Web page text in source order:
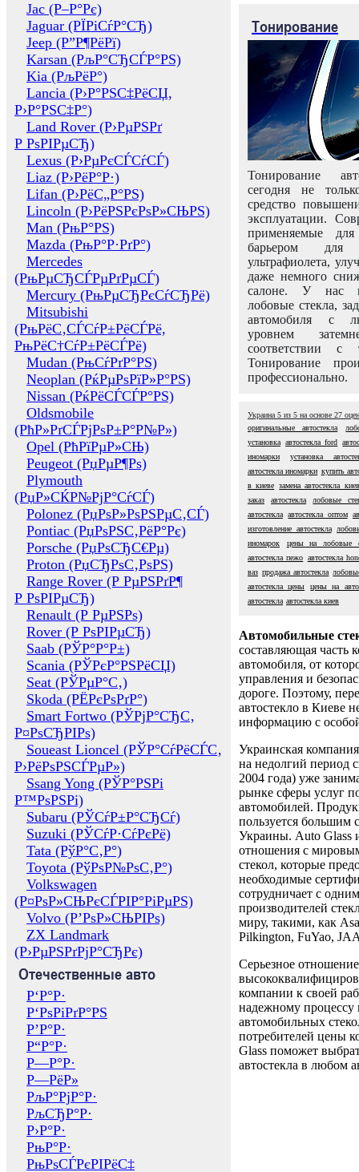
Jac (Р–Р°Рє)
Jaguar (РЇРіСѓР°СЂ)
Jeep (Р”Р¶РёРї)
Karsan (РљР°СЂСЃР°РЅ)
Kia (РљРёР°)
Lancia (Р›Р°РЅС‡РёСЏ,
Р›Р°РЅС‡Р°)
Land Rover (Р›РµРЅРґ
Р РѕРІРµСЂ)
Lexus (Р›РµРєСЃСѓСЃ)
Liaz (Р›РёР°Р·)
Lifan (Р›РёС„Р°РЅ)
Lincoln (Р›РёРЅРєРѕР»СЊРЅ)
Man (РњР°РЅ)
Mazda (РњР°Р·РґР°)
Mercedes
(РњРµСЂСЃРµРґРµСЃ)
Mercury (РњРµСЂРєСѓСЂРё)
Mitsubishi
(РњРёС‚СЃСѓР±РёСЃРё,
РњРёС†СѓР±РёСЃРё)
Mudan (РњСѓРґР°РЅ)
Neoplan (РќРµРѕРїР»Р°РЅ)
Nissan (РќРёСЃСЃР°РЅ)
Oldsmobile
(РћР»РґСЃРјРѕР±Р°Р№Р»)
Opel (РћРїРµР»СЊ)
Peugeot (РџРµР¶Рѕ)
Plymouth
(РџР»СЌР№РјР°СѓСЃ)
Polonez (РџРѕР»РѕРЅРµС‚СЃ)
Pontiac (РџРѕРЅС‚РёР°Рє)
Porsche (РџРѕСЂС€Рµ)
Proton (РџСЂРѕС‚РѕРЅ)
Range Rover (Р РµРЅРґР¶
Р РѕРІРµСЂ)
Renault (Р РµРЅРѕ)
Rover (Р РѕРІРµСЂ)
Saab (РЎР°Р°Р±)
Scania (РЎРєР°РЅРёСЏ)
Seat (РЎРµР°С‚)
Skoda (РЁРєРѕРґР°)
Smart Fortwo (РЎРјР°СЂС‚
Р¤РѕСЂРІРѕ)
Soueast Lioncel (РЎР°СѓРёСЃС‚
Р›РёРѕРЅСЃРµР»)
Ssang Yong (РЎР°РЅРі
Р™РѕРЅРі)
Subaru (РЎСѓР±Р°СЂСѓ)
Suzuki (РЎСѓР·СѓРєРё)
Tata (РўР°С‚Р°)
Toyota (РўРѕР№РѕС‚Р°)
Volkswagen
(Р¤РѕР»СЊРєСЃРІР°РіРµРЅ)
Volvo (Р’РѕР»СЊРІРѕ)
ZX Landmark
(Р›РµРЅРґРјР°СЂРє)
Отечественные авто
Р‘Р°Р·
Р‘РѕРіРґР°РЅ
Р’Р°Р·
Р“Р°Р·
Р—Р°Р·
Р—РёР»
РљР°РјР°Р·
РљСЂР°Р·
Р›Р°Р·
РњР°Р·
РњРѕСЃРєРІРёС‡
Тонирование
Тонирование
сегодня не
средство
эксплуатации.
применяемые
барьером для
ультрафиолета,
даже немного
салоне. У нас
лобовые стекла,
автомобиля с
уровнем
соответствии с
Тонирование
профессионально.
Украина 5 из 5 на основе 27
оригинальные автостекла
установка автостекла ford
иномарки
установка
автостекла иномарки купить
в киеве замена автостекла киев
заказ
автостекла
лобовые
автостекла автостекла оптом
изготовление автостекла
иномарок
цены на лобовые
автостекла пежо автостекла
ваз продажа автостекла
автостекла цены
цены на
автостекла автостекла киев
Автомобильные
составляющая часть
автомобиля, от
управления и
дороге. Поэтому,
автостекло в Киеве
информацию с
Украинская
на недолгий период
2004 года) уже
рынке сферы услуг
автомобилей.
пользуется большим
Украины. Auto Glass
отношения с
стекол, которые
необходимые
сотрудничает с
производителей
миру, такими, как
Pilkington, FuYao,
Серьезное отношение
компании к своей
надежному процессу
автомобильных
потребителей цены
Glass поможет
автостекла в любом